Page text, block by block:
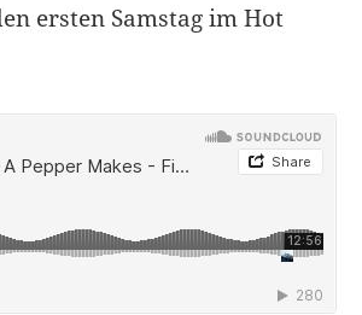
ersten Samstag im Hot